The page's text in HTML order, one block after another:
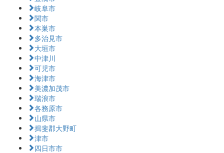
岐阜市
関市
本巣市
多治見市
大垣市
中津川
可児市
海津市
美濃加茂市
瑞浪市
各務原市
山県市
揖斐郡大野町
津市
四日市市